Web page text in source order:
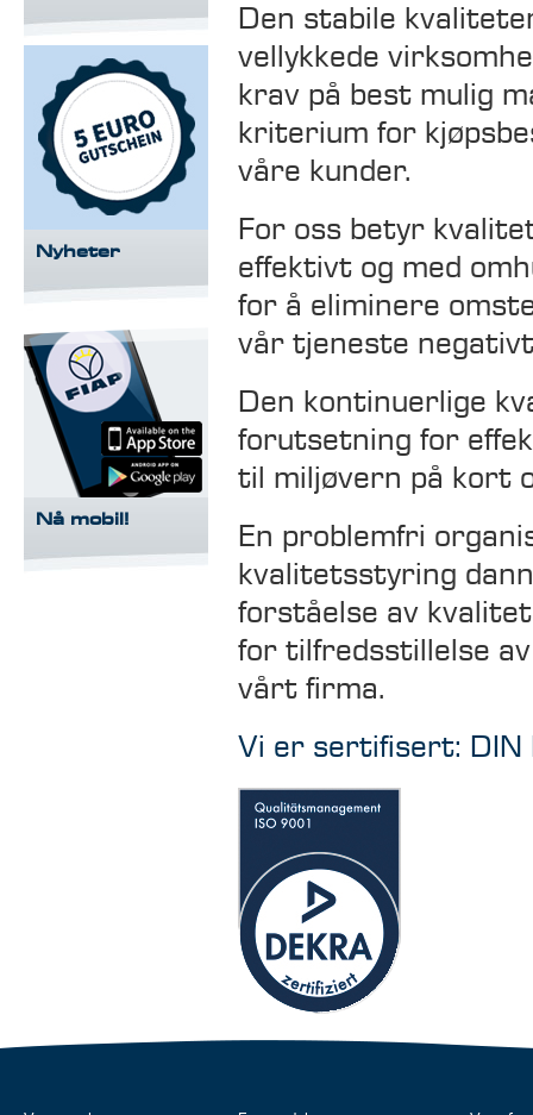
Den stabile
vellykkede
krav på best mulig
kriterium for
våre kunder.
For oss betyr
effektivt og med
for å eliminere
vår tjeneste
Den kontinuerlige
forutsetning for
til miljøvern på kort
En problemfri
kvalitetsstyring
forståelse av
for tilfredsstillelse
vårt firma.
Vi er sertifisert: DIN
Nyheter
Nå mobil!